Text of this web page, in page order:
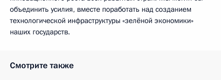
объединить усилия, вместе поработать над созданием
технологической инфраструктуры «зелёной экономики»
наших государств.
Смотрите также